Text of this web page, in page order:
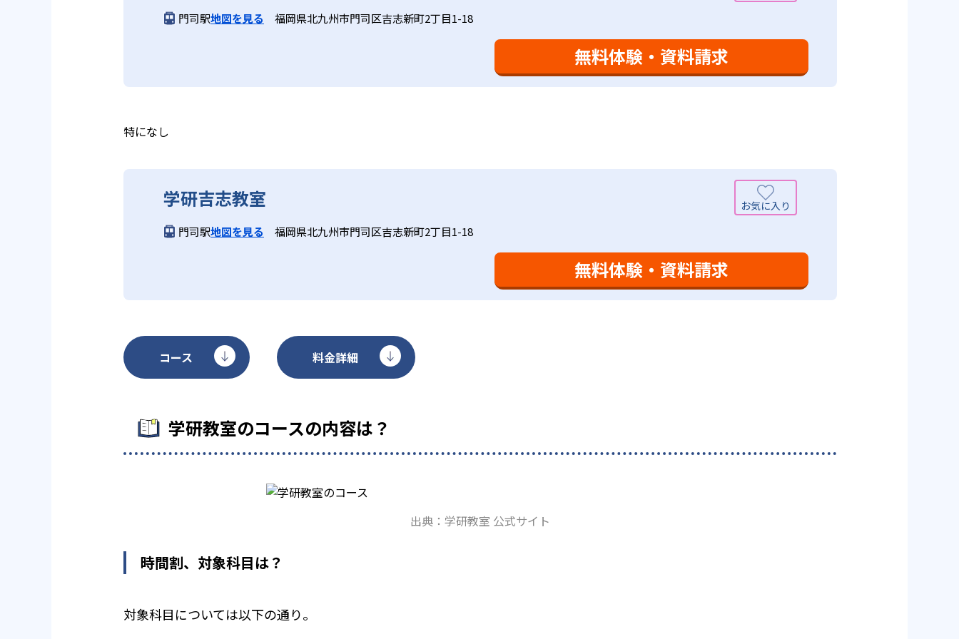
学研教室では、週2回の教室学習と毎日の家庭学習（宿題学習）の相乗効果を活かす形で生徒の学力向上を進める。週2回の教室学
供し、学習の習慣化と学力の定着を図っている。進度が早い子供は先取り学習も可能だ。
長時間の勉強が苦手な人向け
学研教室では、小学生については、1回の学習時間を30～50分程度と設定している。この時間設定は、子どもが集中して学習でき
る時間が通常「学年×10分±10分」と考えられていることに由来するものだ。この限界を超えて勉強しても学習の効果は上がらな
いう理念のもとで生徒一人ひとりに向き合っており、生徒それぞれの「できるところ」「良いところ」を見つけて褒めるところか
ら学習をスタートする。この指導により生徒の「やる気」を引き出し、無理のない学習と確実な学力向上を進めている。また講師
は、最新の教育情報にも精通しており、学習相談や教育相談、保護者とのコミュニケーションにも対応している。
学研教室では、楽しく生き生きと学ぶことも重視している。人と人との触れ合いの中で学びを深めることにより、知・情・意のバ
学研教室のデメリットとしては、基礎をより重視している分、生徒によっては物足りなく感じる可能性がある点だろう。相性が気
門司駅地図を見る 福岡県北九州市門司区吉志新町2丁目1-18
無料体験・資料請求
特になし
学研吉志教室
門司駅地図を見る 福岡県北九州市門司区吉志新町2丁目1-18
無料体験・資料請求
コース 料金詳細
学研教室のコースの内容は？
出典：学研教室 公式サイト
時間割、対象科目は？
対象科目については以下の通り。